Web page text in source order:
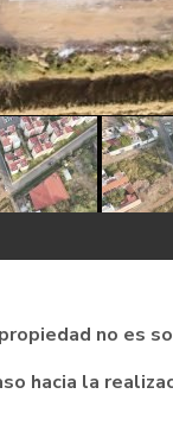
no es
hacia la